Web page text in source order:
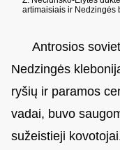
artimaisiais ir Nedzingės
Antrosios
Nedzingės
ryšių ir paramos
vadai, buvo
sužeistieji